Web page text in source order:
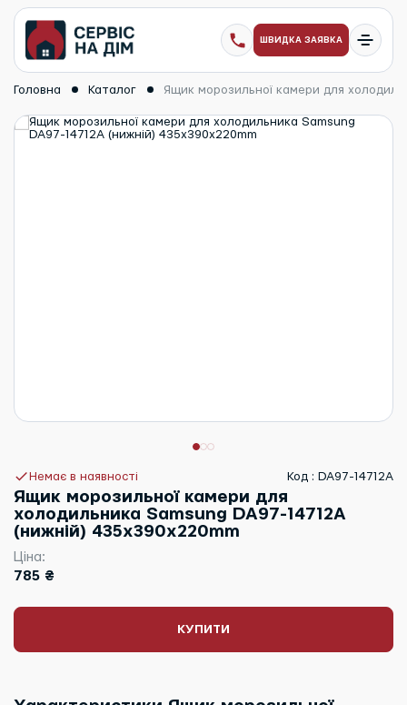
ШВИДКА ЗАЯВКА
Головна Каталог Ящик морозильної камери для
Немає в наявності Код : DA97-14712A
Ящик морозильної камери для
холодильника Samsung DA97-14712A
(нижній) 435x390x220mm
Ціна:
785 ₴
КУПИТИ